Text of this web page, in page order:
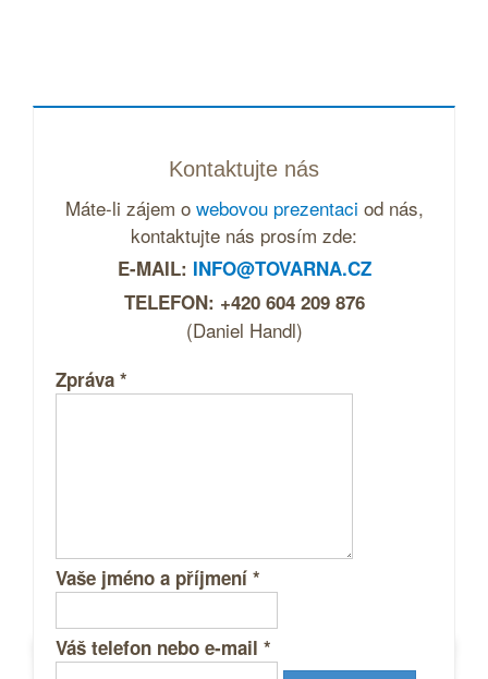
Kontaktujte nás
Máte-li zájem o webovou prezentaci od nás,
kontaktujte nás prosím zde:
E-MAIL: INFO@TOVARNA.CZ
TELEFON: +420 604 209 876
(Daniel Handl)
Zpráva *
Vaše jméno a příjmení *
Váš telefon nebo e-mail *